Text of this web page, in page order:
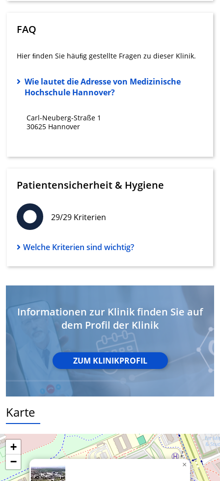
FAQ
Hier ﬁnden Sie häuﬁg gestellte Fragen zu dieser Klinik.
Wie lautet die Adresse von Medizinische
Hochschule Hannover?
Carl-Neuberg-Straße 1
30625 Hannover
Patientensicherheit & Hygiene
29/29 Kriterien
Welche Kriterien sind wichtig?
Informationen zur Klinik finden Sie auf
dem Profil der Klinik
ZUM KLINIKPROFIL
Karte
×
+
−
Verwendung reduzierter Daten zur Auswahl
Verwendung von Profilen zur Auswahl
Erstellung von Profilen zur Personalisierung
von Inhalten
personalisierter Inhalte
Analyse von Zielgruppen durch Statistiken
oder Kombinationen von Daten aus
Angebote
Verwendung reduzierter Daten zur Auswahl
IAB-Besonderheiten:
Verwendung genauer Standortdaten
Geräte anhand von aktiv angeforderten
Informationen identifizieren
Nicht-IAB-Verarbeitungszwecke:
Notwendig
Funktional
Werbung